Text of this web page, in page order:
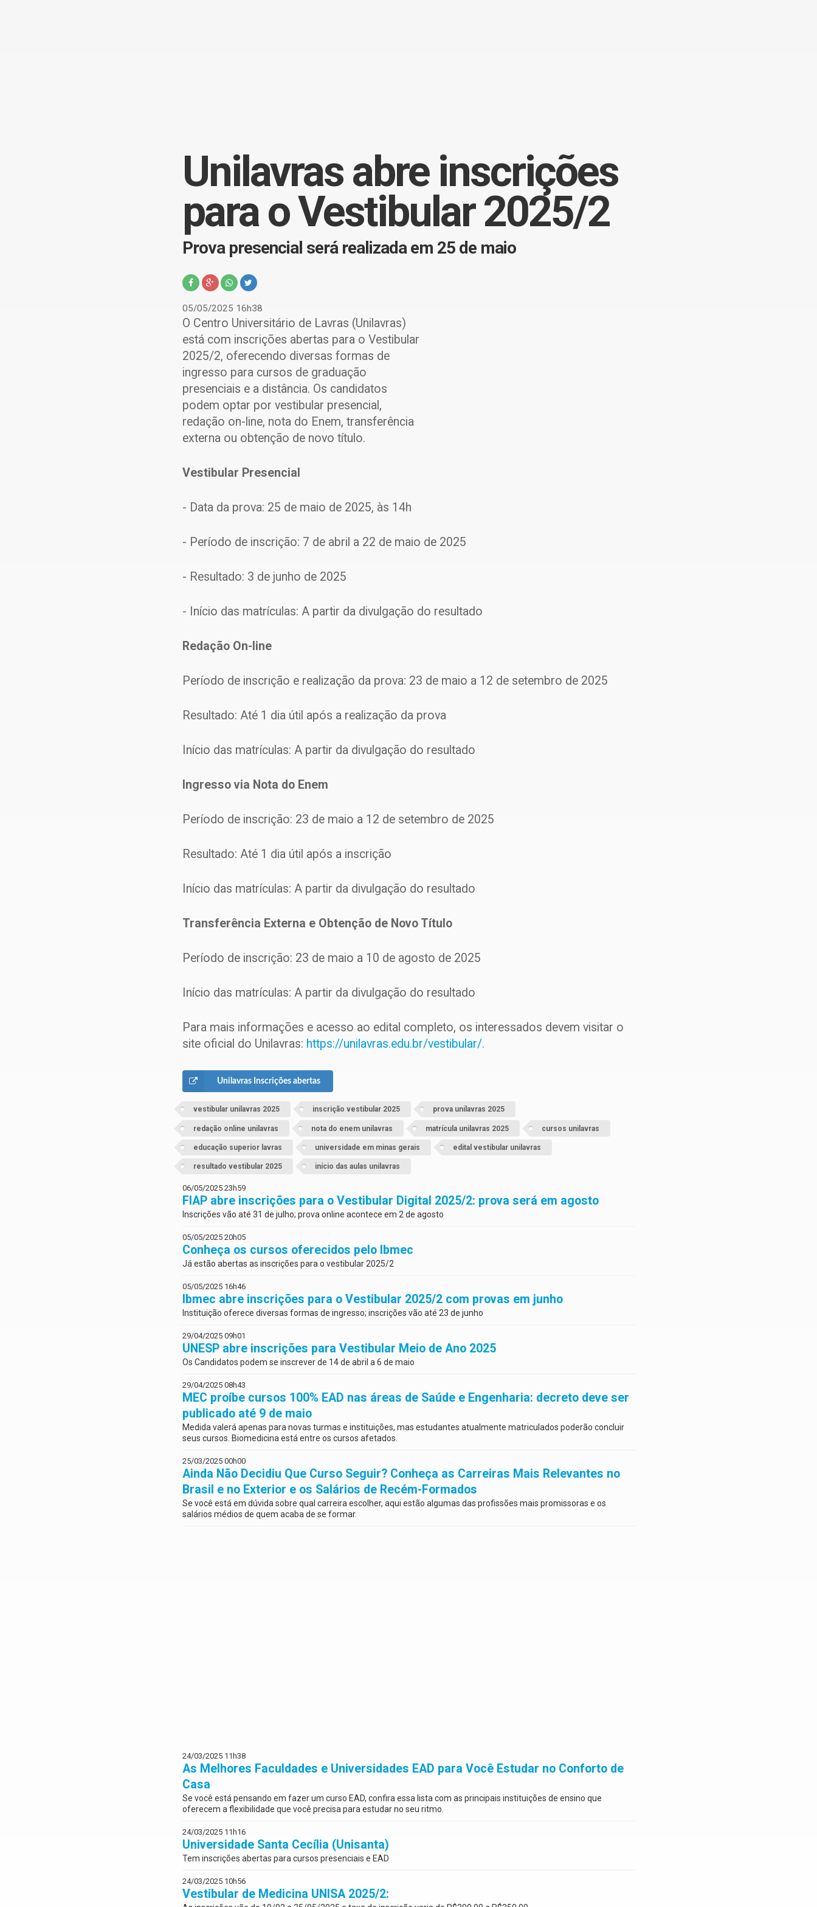
Unilavras abre inscrições
para o Vestibular 2025/2
Prova presencial será realizada em 25 de maio
05/05/2025 16h38
O Centro Universitário de Lavras (Unilavras)
está com inscrições abertas para o Vestibular
2025/2, oferecendo diversas formas de
ingresso para cursos de graduação
presenciais e a distância. Os candidatos
podem optar por vestibular presencial,
redação on-line, nota do Enem, transferência
externa ou obtenção de novo título.
Vestibular Presencial
- Data da prova: 25 de maio de 2025, às 14h
- Período de inscrição: 7 de abril a 22 de maio de 2025
- Resultado: 3 de junho de 2025
- Início das matrículas: A partir da divulgação do resultado
Redação On-line
Período de inscrição e realização da prova: 23 de maio a 12 de setembro de 2025
Resultado: Até 1 dia útil após a realização da prova
Início das matrículas: A partir da divulgação do resultado
Ingresso via Nota do Enem
Período de inscrição: 23 de maio a 12 de setembro de 2025
Resultado: Até 1 dia útil após a inscrição
Início das matrículas: A partir da divulgação do resultado
Transferência Externa e Obtenção de Novo Título
Período de inscrição: 23 de maio a 10 de agosto de 2025
Início das matrículas: A partir da divulgação do resultado
Para mais informações e acesso ao edital completo, os interessados devem visitar o
site oficial do Unilavras: https://unilavras.edu.br/vestibular/.
Unilavras Inscrições abertas
vestibular unilavras 2025 inscrição vestibular 2025 prova unilavras 2025
redação online unilavras nota do enem unilavras matrícula unilavras 2025 cursos unilavras
educação superior lavras universidade em minas gerais edital vestibular unilavras
resultado vestibular 2025 início das aulas unilavras
06/05/2025 23h59
FIAP abre inscrições para o Vestibular Digital 2025/2: prova será em agosto
Inscrições vão até 31 de julho; prova online acontece em 2 de agosto
05/05/2025 20h05
Conheça os cursos oferecidos pelo Ibmec
Já estão abertas as inscrições para o vestibular 2025/2
05/05/2025 16h46
Ibmec abre inscrições para o Vestibular 2025/2 com provas em junho
Instituição oferece diversas formas de ingresso; inscrições vão até 23 de junho
29/04/2025 09h01
UNESP abre inscrições para Vestibular Meio de Ano 2025
Os Candidatos podem se inscrever de 14 de abril a 6 de maio
29/04/2025 08h43
MEC proíbe cursos 100% EAD nas áreas de Saúde e Engenharia: decreto deve ser
publicado até 9 de maio
Medida valerá apenas para novas turmas e instituições, mas estudantes atualmente matriculados poderão concluir
seus cursos. Biomedicina está entre os cursos afetados.
25/03/2025 00h00
Ainda Não Decidiu Que Curso Seguir? Conheça as Carreiras Mais Relevantes no
Brasil e no Exterior e os Salários de Recém-Formados
Se você está em dúvida sobre qual carreira escolher, aqui estão algumas das profissões mais promissoras e os
salários médios de quem acaba de se formar.
24/03/2025 11h38
As Melhores Faculdades e Universidades EAD para Você Estudar no Conforto de
Casa
Se você está pensando em fazer um curso EAD, confira essa lista com as principais instituições de ensino que
oferecem a flexibilidade que você precisa para estudar no seu ritmo.
24/03/2025 11h16
Universidade Santa Cecília (Unisanta)
Tem inscrições abertas para cursos presenciais e EAD
24/03/2025 10h56
Vestibular de Medicina UNISA 2025/2: